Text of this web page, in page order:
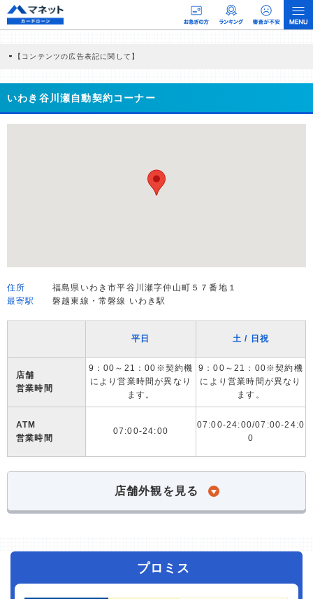
【コンテンツの広告表記に関して】
商品を根拠なくPRするものではなく、当編集部の調査／ユーザーへの口コミ収集な
どに基づき、公平性を担保した情報提供を行っています。
>提携企業一覧
いわき谷川瀬自動契約コーナー
住所
福島県いわき市平谷川瀬字仲山町５７番地１
最寄駅
磐越東線・常磐線 いわき駅
平日 土 / 日祝
店舗
営業時間
9：00～21：00※契約機
により営業時間が異なり
ます。
9：00～21：00※契約機
により営業時間が異なり
ます。
ATM
営業時間
07:00-24:00
07:00-24:00/07:00-24:0
0
店舗外観を見る
プロミス